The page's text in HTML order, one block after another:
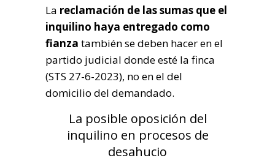
La reclamación de las sumas que el
inquilino haya entregado como
fianza también se deben hacer en el
partido judicial donde esté la finca
(STS 27-6-2023), no en el del
domicilio del demandado.
La posible oposición del
inquilino en procesos de
desahucio